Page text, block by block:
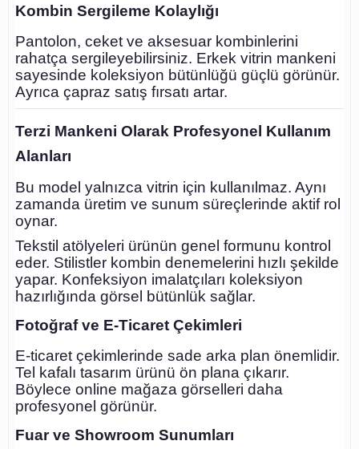
Kombin Sergileme Kolaylığı
Pantolon, ceket ve aksesuar kombinlerini
rahatça sergileyebilirsiniz. Erkek vitrin mankeni
sayesinde koleksiyon bütünlüğü güçlü görünür.
Ayrıca çapraz satış fırsatı artar.
Terzi Mankeni Olarak Profesyonel Kullanım
Alanları
Bu model yalnızca vitrin için kullanılmaz. Aynı
zamanda üretim ve sunum süreçlerinde aktif rol
oynar.
Tekstil atölyeleri ürünün genel formunu kontrol
eder. Stilistler kombin denemelerini hızlı şekilde
yapar. Konfeksiyon imalatçıları koleksiyon
hazırlığında görsel bütünlük sağlar.
Fotoğraf ve E-Ticaret Çekimleri
E-ticaret çekimlerinde sade arka plan önemlidir.
Tel kafalı tasarım ürünü ön plana çıkarır.
Böylece online mağaza görselleri daha
profesyonel görünür.
Fuar ve Showroom Sunumları